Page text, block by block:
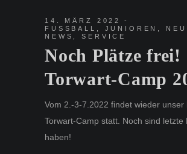
14. MÄRZ 2022
FUSSBALL
JUNIOREN
NEWS
,SERVICE
Noch Plätze frei!
Torwart-Camp
Vom 2.-3-7.2022 findet wieder unser
Torwart-Camp statt. Noch sind letzte
haben!